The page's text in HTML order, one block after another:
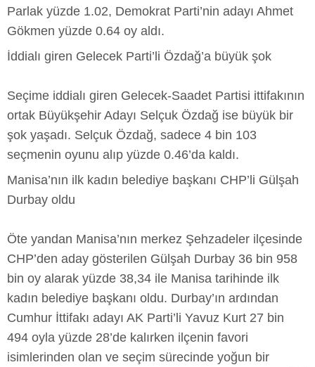
Parlak yüzde 1.02, Demokrat Parti’nin adayı Ahmet
Gökmen yüzde 0.64 oy aldı.
İddialı giren Gelecek Parti’li Özdağ’a büyük şok
Seçime iddialı giren Gelecek-Saadet Partisi ittifakının
ortak Büyükşehir Adayı Selçuk Özdağ ise büyük bir
şok yaşadı. Selçuk Özdağ, sadece 4 bin 103
seçmenin oyunu alıp yüzde 0.46’da kaldı.
Manisa’nın ilk kadın belediye başkanı CHP’li Gülşah
Durbay oldu
Öte yandan Manisa’nın merkez Şehzadeler ilçesinde
CHP’den aday gösterilen Gülşah Durbay 36 bin 958
bin oy alarak yüzde 38,34 ile Manisa tarihinde ilk
kadın belediye başkanı oldu. Durbay’ın ardından
Cumhur İttifakı adayı AK Parti’li Yavuz Kurt 27 bin
494 oyla yüzde 28’de kalırken ilçenin favori
isimlerinden olan ve seçim sürecinde yoğun bir